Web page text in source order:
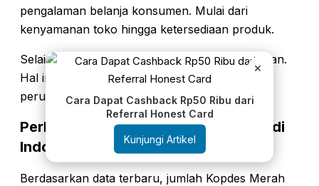
pengalaman belanja konsumen. Mulai dari
kenyamanan toko hingga ketersediaan produk.
Selain itu, inovasi layanan juga menjadi perhatian.
Hal ini penting agar tetap relevan di tengah
perubahan perilaku konsumen.
Perkembangan Kopdes Merah Putih di
Indonesia
Berdasarkan data terbaru, jumlah Kopdes Merah
×
Cara Dapat Cashback Rp50 Ribu dari
Referral Honest Card
Kunjungi Artikel